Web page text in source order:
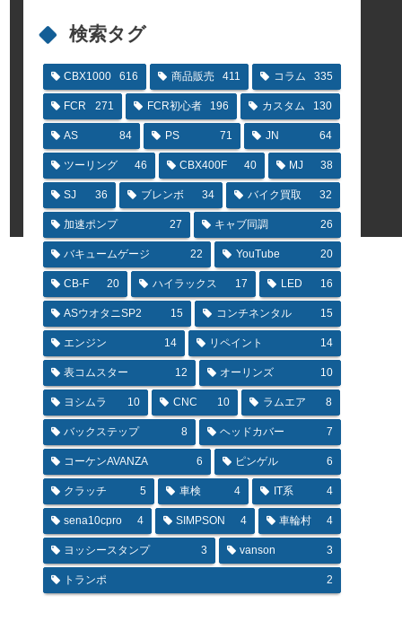
検索タグ
CBX1000 616 商品販売 411 コラム 335
FCR 271 FCR初心者 196 カスタム 130
AS 84 PS 71 JN 64
ツーリング 46 CBX400F 40 MJ 38
SJ 36 ブレンボ 34 バイク買取 32
加速ポンプ 27 キャブ同調 26
バキュームゲージ 22 YouTube 20
CB-F 20 ハイラックス 17 LED 16
ASウオタニSP2 15 コンチネンタル 15
エンジン 14 リペイント 14
表コムスター 12 オーリンズ 10
ヨシムラ 10 CNC 10 ラムエア 8
バックステップ 8 ヘッドカバー 7
コーケンAVANZA 6 ピンゲル 6
クラッチ 5 車検 4 IT系 4
sena10cpro 4 SIMPSON 4 車輪村 4
ヨッシースタンプ 3 vanson 3
トランポ 2